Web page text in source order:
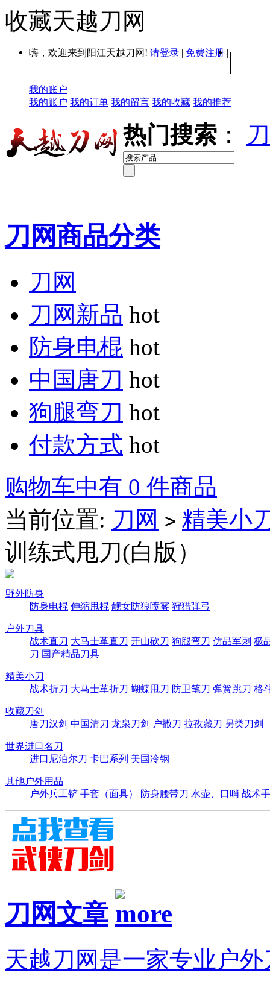
收藏天越刀网
嗨，欢迎来到阳江天越刀网! 请登录 | 免费注册 | |
我的账户
我的账户 我的订单 我的留言 我的收藏 我的推荐
热门搜索 ：
刀网商品分类
刀网
刀网新品 hot
防身电棍 hot
中国唐刀 hot
狗腿弯刀 hot
付款方式 hot
购物车中有 0 件商品
当前位置: 刀网 > 精美小
训练式甩刀(白版）
野外防身
防身电棍 伸缩甩棍 靓女防狼喷雾 狩猎弹弓
户外刀具
战术直刀 大马士革直刀 开山砍刀 狗腿弯刀 仿品军刺 极
刀 国产精品刀具
精美小刀
战术折刀 大马士革折刀 蝴蝶甩刀 防卫笔刀 弹簧跳刀 格
收藏刀剑
唐刀汉剑 中国清刀 龙泉刀剑 户撒刀 拉孜藏刀 另类刀剑
世界进口名刀
进口尼泊尔刀 卡巴系列 美国冷钢
其他户外用品
户外兵工铲 手套（面具） 防身腰带刀 水壶、口哨 战术
刀网文章
天越刀网是一家专业户